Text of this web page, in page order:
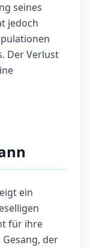
seines
jedoch
Der Verlust
ein
für ihre
der